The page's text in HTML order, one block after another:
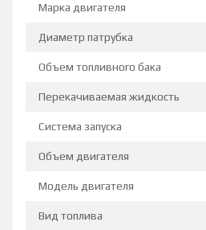
Марка двигателя
Диаметр патрубка
Объем топливного бака
Перекачиваемая жидкость
Система запуска
Объем двигателя
Модель двигателя
Вид топлива